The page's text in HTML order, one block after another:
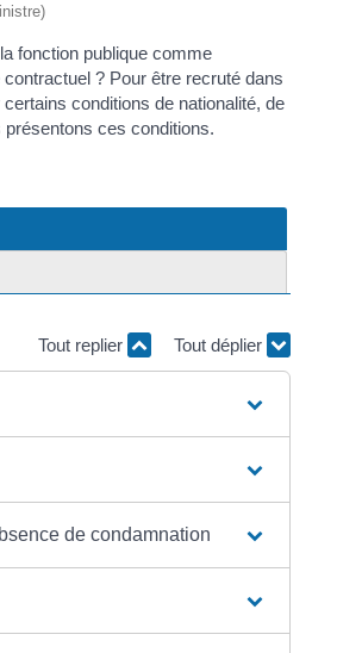
fonction publique comme
? Pour être recruté dans
conditions de nationalité, de
ces conditions.
Tout replier Tout déplier
de condamnation